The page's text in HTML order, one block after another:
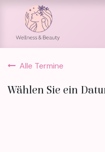
Zum Inhalt springen
Alle Termine
Wählen Sie ein